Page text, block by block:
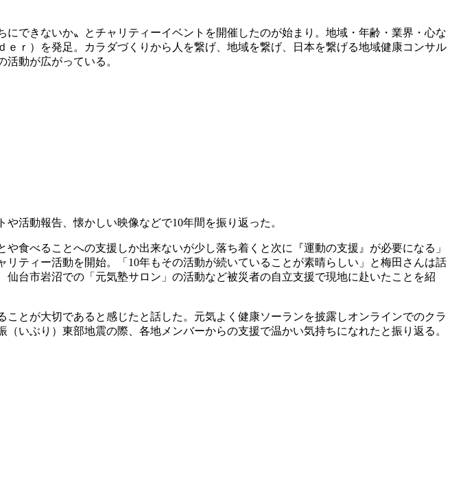
できないか〟とチャリティーイベントを開催したのが始まり。地域・年齢・業界・心な
）を発足。カラダづくりから人を繋げ、地域を繋げ、日本を繋げる地域健康コンサル
動が広がっている。
活動報告、懐かしい映像などで10年間を振り返った。
食べることへの支援しか出来ないが少し落ち着くと次に『運動の支援』が必要になる」
ティー活動を開始。「10年もその活動が続いていることが素晴らしい」と梅田さんは話
台市岩沼での「元気塾サロン」の活動など被災者の自立支援で現地に赴いたことを紹
とが大切であると感じたと話した。元気よく健康ソーランを披露しオンラインでのクラ
いぶり）東部地震の際、各地メンバーからの支援で温かい気持ちになれたと振り返る。